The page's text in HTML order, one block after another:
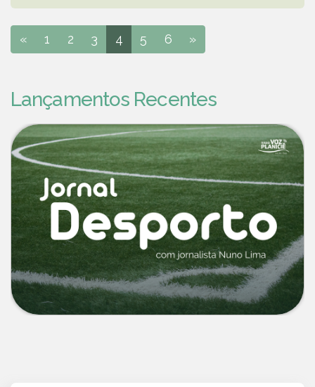
« 1 2 3 4 5 6 »
Lançamentos Recentes